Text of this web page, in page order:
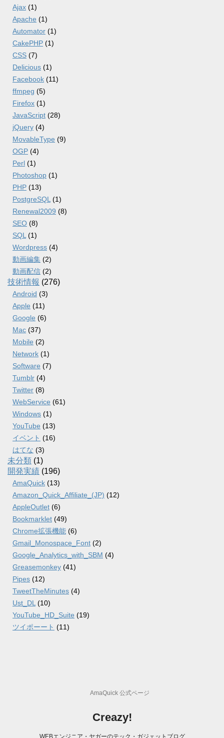
Ajax (1)
Apache (1)
Automator (1)
CakePHP (1)
CSS (7)
Delicious (1)
Facebook (11)
ffmpeg (5)
Firefox (1)
JavaScript (28)
jQuery (4)
MovableType (9)
OGP (4)
Perl (1)
Photoshop (1)
PHP (13)
PostgreSQL(1)
Renewal2009 (8)
SEO (8)
SQL(1)
Wordpress (4)
動画編集 (2)
動画配信 (2)
技術情報 (276)
Android (3)
Apple (11)
Google (6)
Mac (37)
Mobile (2)
Network (1)
Software (7)
Tumblr (4)
Twitter (8)
WebService (61)
Windows (1)
YouTube (13)
イベント (16)
はてな (3)
未分類 (1)
開発実績 (196)
AmaQuick (13)
Amazon_Quick_Affiliate_(JP) (12)
AppleOutlet (6)
Bookmarklet (49)
Chrome拡張機能 (6)
Gmail_Monospace_Font (2)
Google_Analytics_with_SBM (4)
Greasemonkey (41)
Pipes (12)
TweetTheMinutes (4)
Ust_DL(10)
YouTube_HD_Suite (19)
ツイポーート (11)
AmaQuick 公式ページ
Creazy!